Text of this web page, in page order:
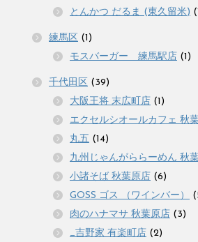
とんかつ だるま (東久留米)
練馬区 (1)
モスバーガー 練馬駅店 (1)
千代田区 (39)
大阪王将 末広町店 (1)
エクセルシオールカフェ 秋
丸五 (14)
九州じゃんがららーめん 秋
小諸そば 秋葉原店 (6)
GOSS ゴス （ワインバー）
肉のハナマサ 秋葉原店 (3)
_吉野家 有楽町店 (2)